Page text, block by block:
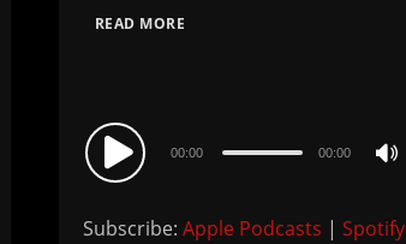
READ MORE
Audio
Player
00:00 00:00
Subscribe: Apple Podcasts | Spotify